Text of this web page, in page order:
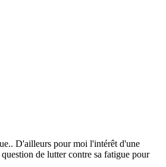
D'ailleurs pour moi l'intérêt d'une
de lutter contre sa fatigue pour